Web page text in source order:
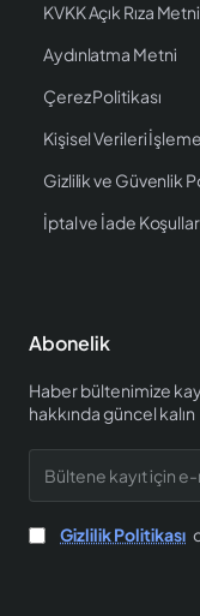
KVKK Açık Rıza Metni
Aydınlatma Metni
Çerez Politikası
İptal ve İade
Abonelik
Haber bültenimize
hakkında güncel kalın
kayıt
için
e-
mail
Gizlilik Politikası